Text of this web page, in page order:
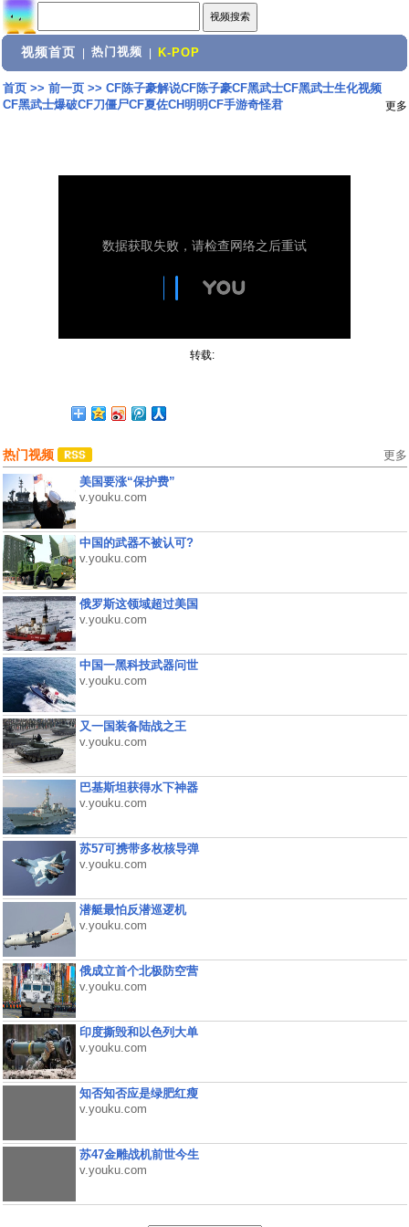
视频首页 热门视频 K-POP
首页>> 前一页>> CF陈子豪解说CF陈子豪CF黑武士CF黑武士生化视频
CF黑武士爆破CF刀僵尸CF夏佐CH明明CF手游奇怪君
更多
转载:
热门视频 更多
美国要涨“保护费”
v.youku.com
中国的武器不被认可?
v.youku.com
俄罗斯这领域超过美国
v.youku.com
中国一黑科技武器问世
v.youku.com
又一国装备陆战之王
v.youku.com
巴基斯坦获得水下神器
v.youku.com
苏57可携带多枚核导弹
v.youku.com
潜艇最怕反潜巡逻机
v.youku.com
俄成立首个北极防空营
v.youku.com
印度撕毁和以色列大单
v.youku.com
知否知否应是绿肥红瘦
v.youku.com
苏47金雕战机前世今生
v.youku.com